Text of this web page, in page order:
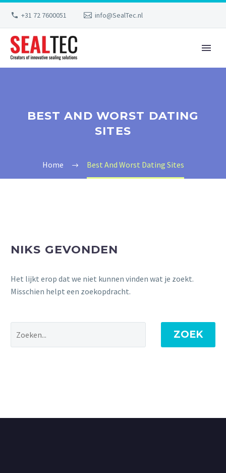
+31 72 7600051 info@SealTec.nl
BEST AND WORST DATING
SITES
Home Best And Worst Dating Sites
NIKS GEVONDEN
Het lijkt erop dat we niet kunnen vinden wat je zoekt.
Misschien helpt een zoekopdracht.
ZOEK